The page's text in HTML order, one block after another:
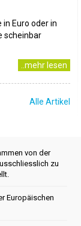
Euro oder in
scheinbar
..mehr lesen
Alle Artikel
von der
zu
Europäischen